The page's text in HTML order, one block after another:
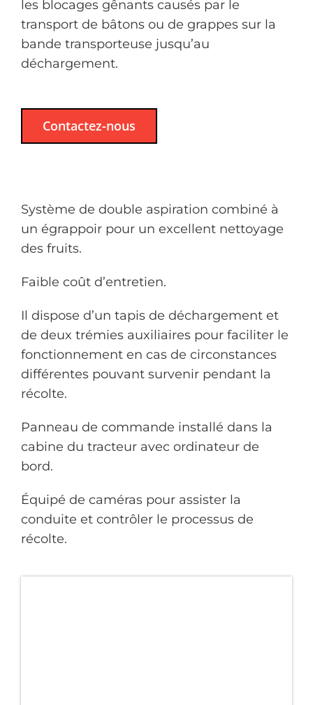
les blocages gênants causés par le
transport de bâtons ou de grappes sur la
bande transporteuse jusqu’au
déchargement.
Contactez-nous
Système de double aspiration combiné à
un égrappoir pour un excellent nettoyage
des fruits.
Faible coût d’entretien.
Il dispose d’un tapis de déchargement et
de deux trémies auxiliaires pour faciliter le
fonctionnement en cas de circonstances
différentes pouvant survenir pendant la
récolte.
Panneau de commande installé dans la
cabine du tracteur avec ordinateur de
bord.
Équipé de caméras pour assister la
conduite et contrôler le processus de
récolte.